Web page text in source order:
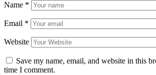
Name *
Email *
Website
Save my name, email, and website in this
time I comment.